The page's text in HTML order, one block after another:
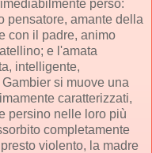
perso:
pensatore, amante della
con il padre, animo
e l'amata
intelligente,
si muove una
caratterizzati,
persino nelle loro più
completamente
violento, la madre